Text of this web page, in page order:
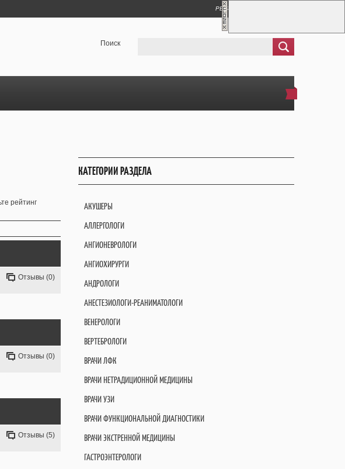
РЕГИСТРАЦИЯ
Поиск
рейтинг
Отзывы (0)
Отзывы (0)
Отзывы (5)
КАТЕГОРИИ РАЗДЕЛА
АКУШЕРЫ
АЛЛЕРГОЛОГИ
АНГИОНЕВРОЛОГИ
АНГИОХИРУРГИ
АНДРОЛОГИ
АНЕСТЕЗИОЛОГИ-РЕАНИМАТОЛОГИ
ВЕНЕРОЛОГИ
ВЕРТЕБРОЛОГИ
ВРАЧИ ЛФК
ВРАЧИ НЕТРАДИЦИОННОЙ МЕДИЦИНЫ
ВРАЧИ УЗИ
ВРАЧИ ФУНКЦИОНАЛЬНОЙ ДИАГНОСТИКИ
ВРАЧИ ЭКСТРЕННОЙ МЕДИЦИНЫ
ГАСТРОЭНТЕРОЛОГИ